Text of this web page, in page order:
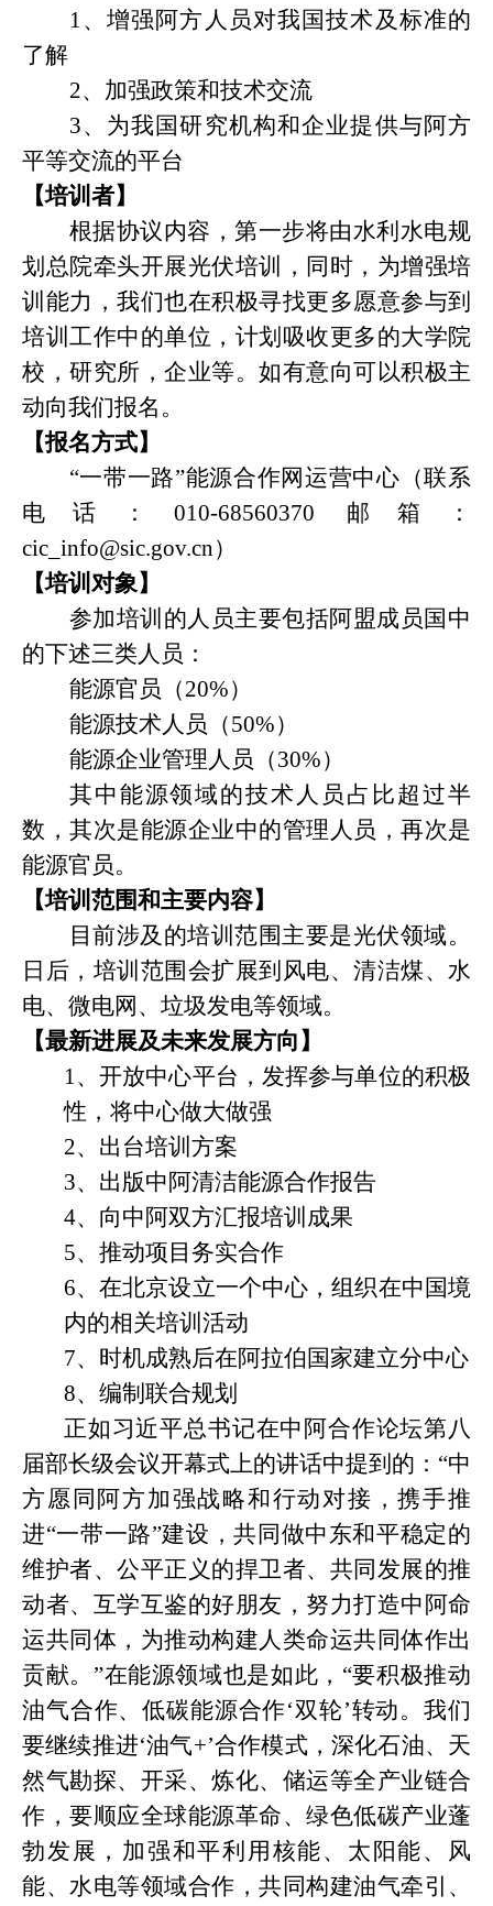
1、增强阿方人员对我国技术及标准的
了解
2、加强政策和技术交流
3、为我国研究机构和企业提供与阿方
平等交流的平台
【培训者】
根据协议内容，第一步将由水利水电规
划总院牵头开展光伏培训，同时，为增强培
训能力，我们也在积极寻找更多愿意参与到
培训工作中的单位，计划吸收更多的大学院
校，研究所，企业等。如有意向可以积极主
动向我们报名。
【报名方式】
“一带一路”能源合作网运营中心（联系
电话： 010-68560370 邮箱：
cic_info@sic.gov.cn）
【培训对象】
参加培训的人员主要包括阿盟成员国中
的下述三类人员：
能源官员（20%）
能源技术人员（50%）
能源企业管理人员（30%）
其中能源领域的技术人员占比超过半
数，其次是能源企业中的管理人员，再次是
能源官员。
【培训范围和主要内容】
目前涉及的培训范围主要是光伏领域。
日后，培训范围会扩展到风电、清洁煤、水
电、微电网、垃圾发电等领域。
【最新进展及未来发展方向】
1、开放中心平台，发挥参与单位的积极
性，将中心做大做强
2、出台培训方案
3、出版中阿清洁能源合作报告
4、向中阿双方汇报培训成果
5、推动项目务实合作
6、在北京设立一个中心，组织在中国境
内的相关培训活动
7、时机成熟后在阿拉伯国家建立分中心
8、编制联合规划
正如习近平总书记在中阿合作论坛第八
届部长级会议开幕式上的讲话中提到的： “中
方愿同阿方加强战略和行动对接，携手推
进“一带一路”建设，共同做中东和平稳定的
维护者、公平正义的捍卫者、共同发展的推
动者、互学互鉴的好朋友，努力打造中阿命
运共同体，为推动构建人类命运共同体作出
贡献。”在能源领域也是如此，“要积极推动
油气合作、低碳能源合作‘双轮’转动。我们
要继续推进‘油气+’合作模式，深化石油、天
然气勘探、开采、炼化、储运等全产业链合
作，要顺应全球能源革命、绿色低碳产业蓬
勃发展，加强和平利用核能、太阳能、风
能、水电等领域合作，共同构建油气牵引、